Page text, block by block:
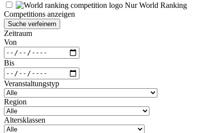
Nur World Ranking
Competitions anzeigen
Suche verfeinern
Zeitraum
Von
Bis
Veranstaltungstyp
Region
Altersklassen